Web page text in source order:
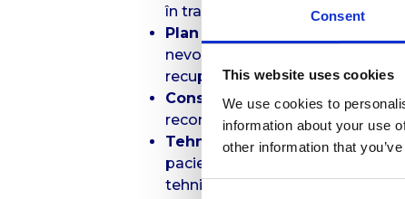
Consent
This website uses cookies
We use cookies to
information about your use
other information that
Consent
în tratarea tulburărilor de vorbire
Plan de tratament
nevoilor sale specifice, care
recuperare.
Consiliere pentru
recomandări și tehnici pentru
Tehnologii moderne –
pacienților, incluzând aplicații
tehnici avansate de corectare a